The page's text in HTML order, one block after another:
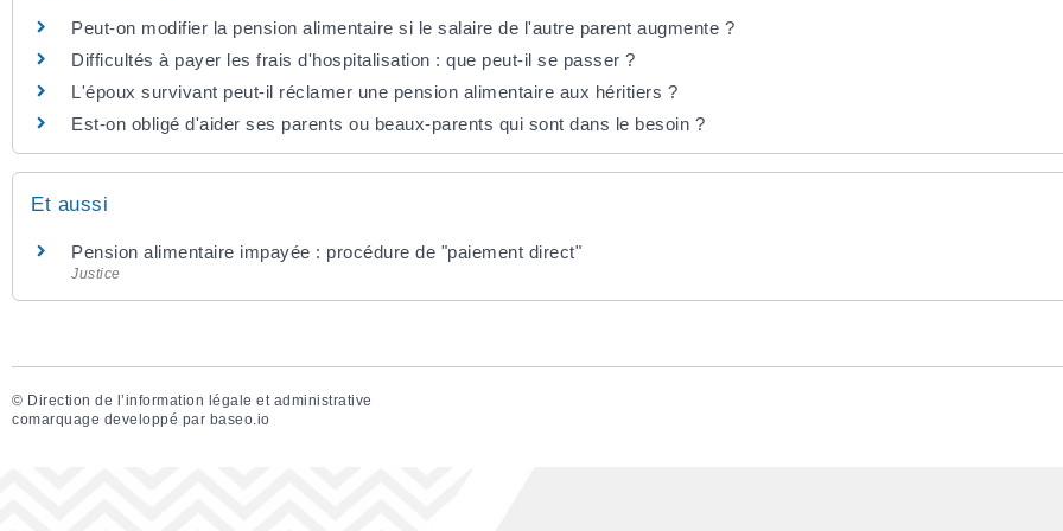
Peut-on modifier la pension alimentaire si le salaire de l'autre parent augmente ?
Difficultés à payer les frais d'hospitalisation : que peut-il se passer ?
L'époux survivant peut-il réclamer une pension alimentaire aux héritiers ?
Est-on obligé d'aider ses parents ou beaux-parents qui sont dans le besoin ?
Et aussi
Pension alimentaire impayée : procédure de "paiement direct"
Justice
© Direction de l’information légale et administrative
comarquage developpé par baseo.io